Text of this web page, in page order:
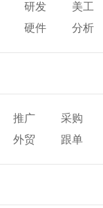
研发 美工
硬件 分析
推广 采购
外贸 跟单